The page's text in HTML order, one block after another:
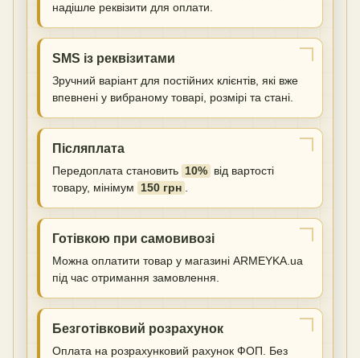
надішле реквізити для оплати.
SMS із реквізитами
Зручний варіант для постійних клієнтів, які вже
впевнені у вибраному товарі, розмірі та стані.
Післяплата
Передоплата становить 10% від вартості
товару, мінімум
150 грн
Готівкою при самовивозі
Можна оплатити товар у магазині ARMEYKA.ua
під час отримання замовлення.
Безготівковий розрахунок
Оплата на розрахунковий рахунок ФОП. Без